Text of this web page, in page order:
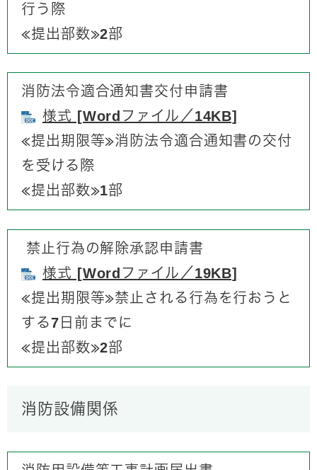
行う際
​≪提出部数≫2部
消防法令適合通知書交付申請書
様式 [Wordファイル／14KB]
≪提出期限等≫​​消防法令適合通知書の交付
を受ける際
​≪提出部数≫1部
禁止行為の解除承認申請書
様式 [Wordファイル／19KB]
≪提出期限等≫​​​禁止される行為を行おうと
する7日前までに
​≪提出部数≫2部
消防設備関係